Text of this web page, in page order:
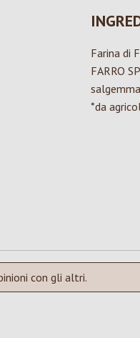
Farina di
FARRO
*da
con gli altri.